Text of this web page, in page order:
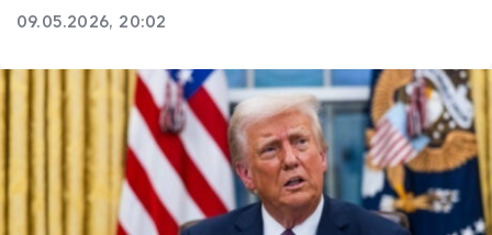
09.05.2026, 20:02